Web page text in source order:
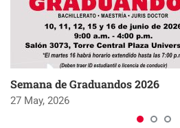
Semana de Graduandos 2026
27 May, 2026